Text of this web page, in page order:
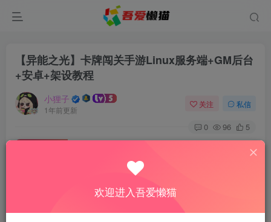
【异能之光】卡牌闯关手游Linux服务端+GM后台
+安卓+架设教程
小狸子
1年前更新
关注 私信
0 96 5
此内容为付费资源，请付费后查看
猫粮30
欢迎进入吾爱懒猫